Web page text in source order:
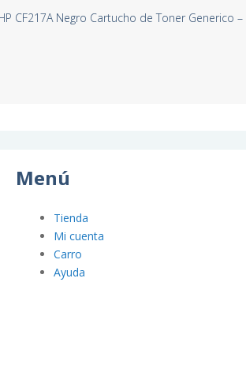
CF217A Negro Cartucho de Toner Generico –
Menú
Tienda
Mi cuenta
Carro
Ayuda